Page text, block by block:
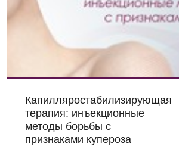
Капилляростабилизирующая
терапия: инъекционные
методы борьбы с
признаками купероза